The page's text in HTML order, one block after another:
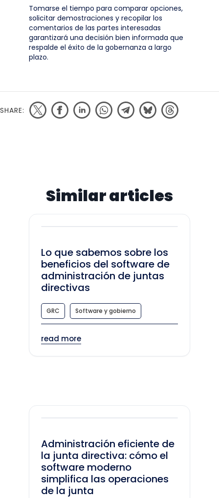
Tomarse el tiempo para comparar opciones,
solicitar demostraciones y recopilar los
comentarios de las partes interesadas
garantizará una decisión bien informada que
respalde el éxito de la gobernanza a largo
plazo.
SHARE:
Similar articles
Lo que sabemos sobre los
beneficios del software de
administración de juntas
directivas
GRC Software y gobierno
read more
Administración eficiente de
la junta directiva: cómo el
software moderno
simplifica las operaciones
de la junta